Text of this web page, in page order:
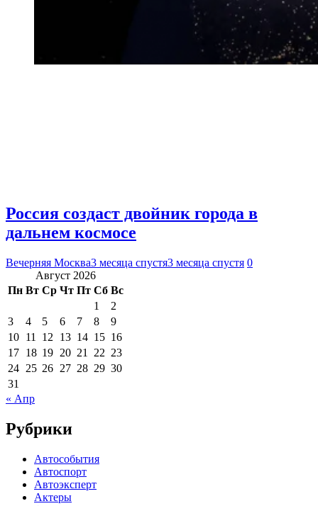
Россия создаст двойник города в
дальнем космосе
Вечерняя Москва3 месяца спустя3 месяца спустя 0
Август 2026
Пн Вт Ср Чт Пт Сб Вс
1
2
3
4 5 6 7 8
9
10 11 12 13 14 15 16
17 18 19 20 21 22 23
24 25 26 27 28 29 30
31
« Апр
Рубрики
Автособытия
Автоспорт
Автоэксперт
Актеры